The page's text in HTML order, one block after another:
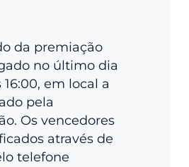
da premiação
no último dia
16:00, em local a
pela
Os vencedores
através de
telefone